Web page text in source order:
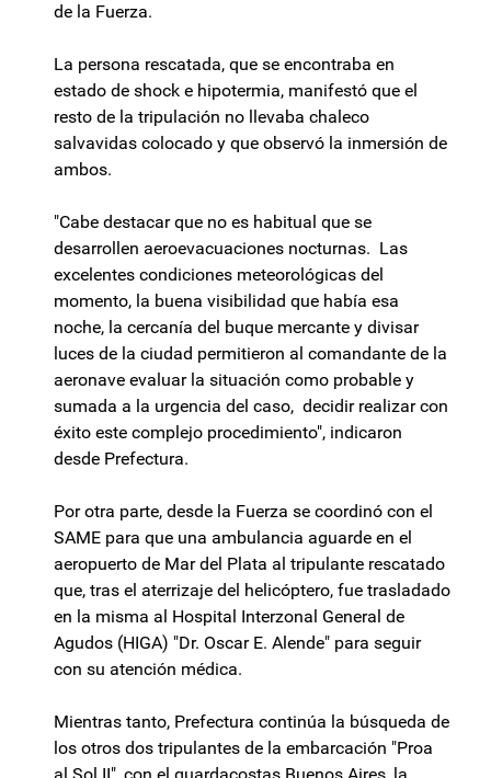
de la Fuerza.
La persona rescatada, que se encontraba en
estado de shock e hipotermia, manifestó que el
resto de la tripulación no llevaba chaleco
salvavidas colocado y que observó la inmersión de
ambos.
"Cabe destacar que no es habitual que se
desarrollen aeroevacuaciones nocturnas. Las
excelentes condiciones meteorológicas del
momento, la buena visibilidad que había esa
noche, la cercanía del buque mercante y divisar
luces de la ciudad permitieron al comandante de la
aeronave evaluar la situación como probable y
sumada a la urgencia del caso, decidir realizar con
éxito este complejo procedimiento", indicaron
desde Prefectura.
Por otra parte, desde la Fuerza se coordinó con el
SAME para que una ambulancia aguarde en el
aeropuerto de Mar del Plata al tripulante rescatado
que, tras el aterrizaje del helicóptero, fue trasladado
en la misma al Hospital Interzonal General de
Agudos (HIGA) "Dr. Oscar E. Alende" para seguir
con su atención médica.
Mientras tanto, Prefectura continúa la búsqueda de
los otros dos tripulantes de la embarcación "Proa